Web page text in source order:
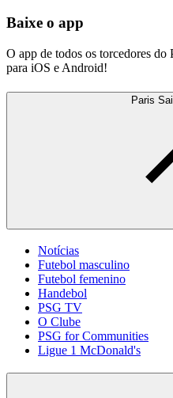
Baixe o app
O app de todos os torcedores
para iOS e Android!
Paris
Notícias
Futebol masculino
Futebol femenino
Handebol
PSG TV
O Clube
PSG for Communities
Ligue 1 McDonald's